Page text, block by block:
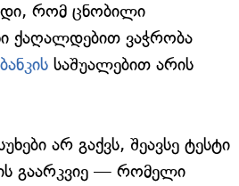
რომ ცნობილი
ქაღალდებით ვაჭრობა
საშუალებით არის
არ გაქვს, შეავსე ტესტი
გაარკვიე — რომელი